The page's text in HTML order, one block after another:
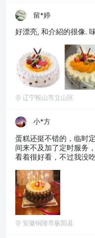
留*婷
好漂亮, 和介紹的很像.
辽宁鞍山市立山区
小*方
蛋糕还挺不错的，临时
间来不及加了定时服务
看着很好看，不过我没
安徽铜陵市枞阳县